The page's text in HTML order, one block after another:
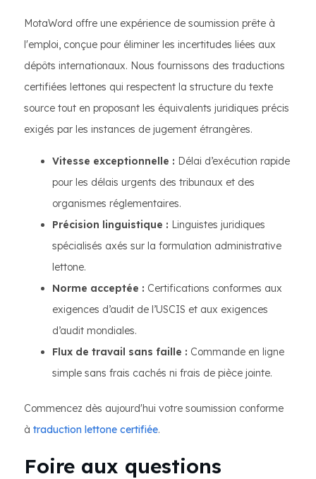
MotaWord offre une expérience de soumission prête à
l'emploi, conçue pour éliminer les incertitudes liées aux
dépôts internationaux. Nous fournissons des traductions
certifiées lettones qui respectent la structure du texte
source tout en proposant les équivalents juridiques précis
exigés par les instances de jugement étrangères.
Vitesse exceptionnelle : Délai d’exécution rapide
pour les délais urgents des tribunaux et des
organismes réglementaires.
Précision linguistique : Linguistes juridiques
spécialisés axés sur la formulation administrative
lettone.
Norme acceptée : Certifications conformes aux
exigences d’audit de l’USCIS et aux exigences
d’audit mondiales.
Flux de travail sans faille : Commande en ligne
simple sans frais cachés ni frais de pièce jointe.
Commencez dès aujourd'hui votre soumission conforme
à traduction lettone certifiée.
Foire aux questions